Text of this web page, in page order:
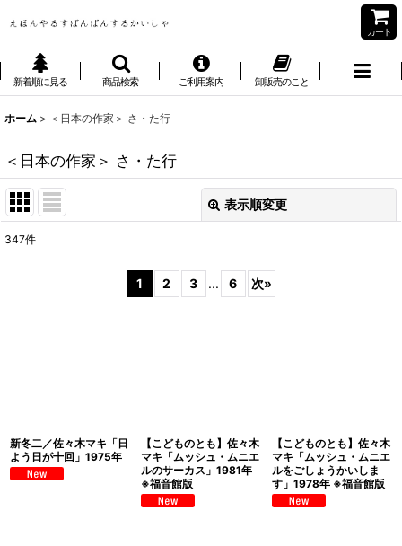
カート
新着順に見る 商品検索 ご利用案内 卸販売のこと
ホーム > ＜日本の作家＞ さ・た行
＜日本の作家＞ さ・た行
表示順変更
347件
1 2 3 ... 6 次»
新冬二／佐々木マキ「日
よう日が十回」1975年
【こどものとも】佐々木
マキ「ムッシュ・ムニエ
ルのサーカス」1981年
※福音館版
【こどものとも】佐々木
マキ「ムッシュ・ムニエ
ルをごしょうかいしま
す」1978年 ※福音館版